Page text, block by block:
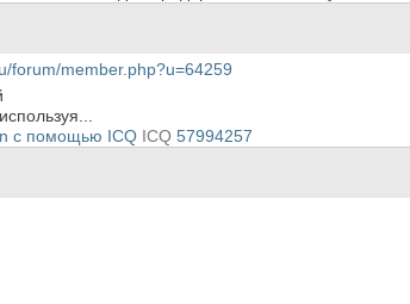
forum/member.php?u=64259
ICQ 57994257